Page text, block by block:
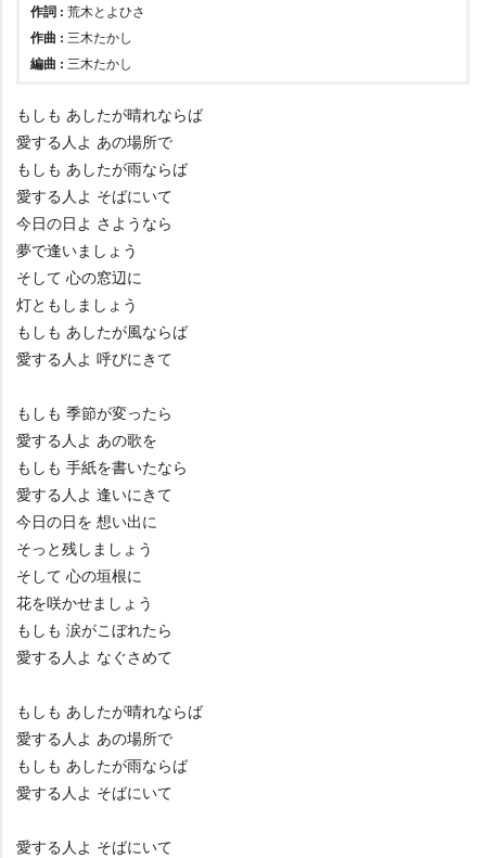
作詞 : 荒木とよひさ
作曲 : 三木たかし
編曲 : 三木たかし
もしも あしたが晴れならば
愛する人よ あの場所で
もしも あしたが雨ならば
愛する人よ そばにいて
今日の日よ さようなら
夢で逢いましょう
そして 心の窓辺に
灯ともしましょう
もしも あしたが風ならば
愛する人よ 呼びにきて
もしも 季節が変ったら
愛する人よ あの歌を
もしも 手紙を書いたなら
愛する人よ 逢いにきて
今日の日を 想い出に
そっと残しましょう
そして 心の垣根に
花を咲かせましょう
もしも 涙がこぼれたら
愛する人よ なぐさめて
もしも あしたが晴れならば
愛する人よ あの場所で
もしも あしたが雨ならば
愛する人よ そばにいて
愛する人よ そばにいて